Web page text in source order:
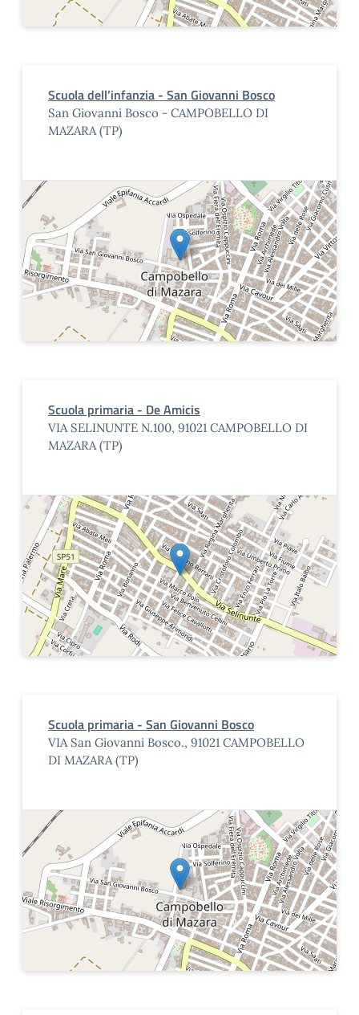
Scuola dell’infanzia - San Giovanni Bosco
San Giovanni Bosco - CAMPOBELLO DI
MAZARA (TP)
Scuola primaria - De Amicis
VIA SELINUNTE N.100, 91021 CAMPOBELLO DI
MAZARA (TP)
Scuola primaria - San Giovanni Bosco
VIA San Giovanni Bosco., 91021 CAMPOBELLO
DI MAZARA (TP)